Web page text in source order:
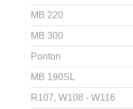
MB 220
MB 300
Ponton
MB 190SL
R107, W108 - W116